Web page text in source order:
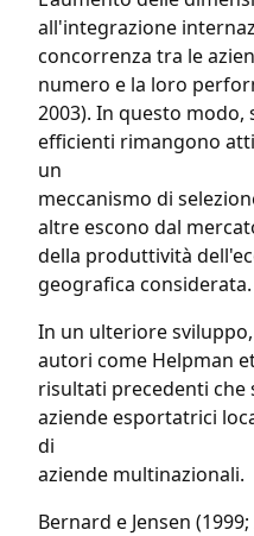
all'integrazione
concorrenza tra le
numero e la loro
2003). In questo modo,
efficienti rimangono
un
meccanismo di
altre escono dal
della produttività
geografica considerata.
In un ulteriore
autori come Helpman
risultati precedenti che
aziende esportatrici
di
aziende multinazionali.
Bernard e Jensen